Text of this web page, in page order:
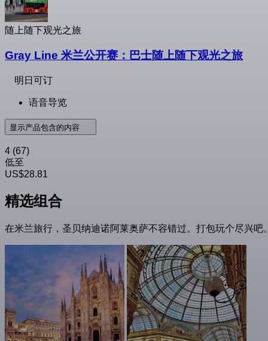
随上随下观光之旅
Gray Line 米兰公开赛：巴士随上随下观光之旅
明日可订
语音导览
显示产品包含的内容
4 (67)
低至
US$28.81
精选组合
在米兰旅行，圣贝纳迪诺阿莱奥萨不容错过。打包玩个尽兴吧